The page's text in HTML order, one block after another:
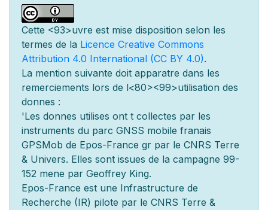
Cette <93>uvre est mise disposition selon les
termes de la Licence Creative Commons
Attribution 4.0 International (CC BY 4.0).
La mention suivante doit apparatre dans les
remerciements lors de l<80><99>utilisation des
donnes :
'Les donnes utilises ont t collectes par les
instruments du parc GNSS mobile franais
GPSMob de Epos-France gr par le CNRS Terre
& Univers. Elles sont issues de la campagne 99-
152 mene par Geoffrey King.
Epos-France est une Infrastructure de
Recherche (IR) pilote par le CNRS Terre &